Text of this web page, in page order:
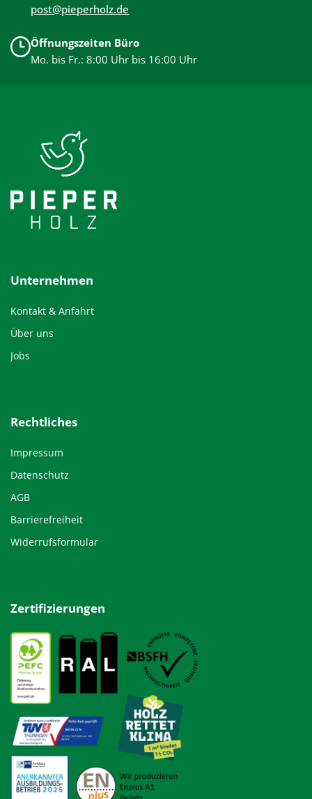
post@pieperholz.de
Öffnungszeiten Büro
Mo. bis Fr.: 8:00 Uhr bis 16:00 Uhr
Unternehmen
Kontakt & Anfahrt
Über uns
Jobs
Rechtliches
Impressum
Datenschutz
AGB
Barrierefreiheit
Widerrufsformular
Zertifizierungen